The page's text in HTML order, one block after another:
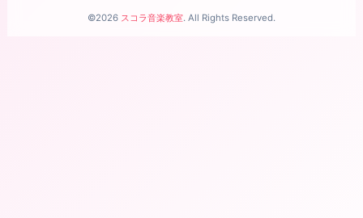
©2026 スコラ音楽教室. All Rights Reserved.